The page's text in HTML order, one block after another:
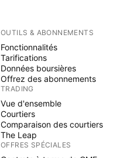
OUTILS & ABONNEMENTS
Fonctionnalités
Tarifications
Données boursières
Offrez des abonnements
TRADING
Vue d'ensemble
Courtiers
Comparaison des courtiers
The Leap
OFFRES SPÉCIALES